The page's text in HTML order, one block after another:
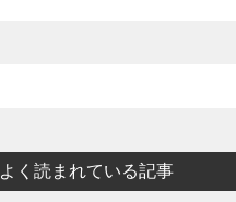
よく読まれている記事